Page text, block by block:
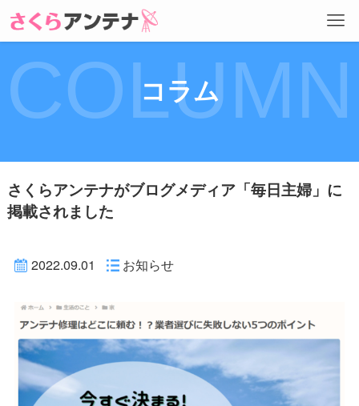
コラム
COLUMN
さくらアンテナがブログメディア「毎日主婦」に
掲載されました
2022.09.01 お知らせ